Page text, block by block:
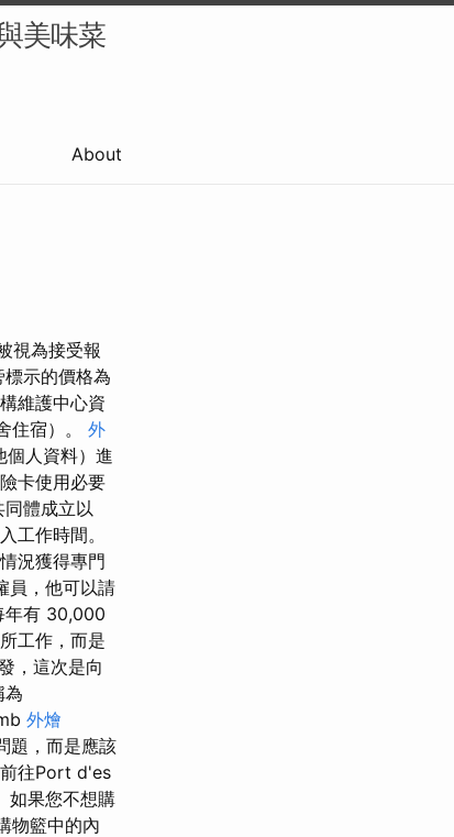
美味菜
About
視為接受報
示的價格為
維護中心資
住宿）。 外
個人資料）進
卡使用必要
體成立以
工作時間。
況獲得專門
員，他可以請
年有 30,000
工作，而是
，這次是向
為
外燴
題，而是應該
前往Port d'es
如果您不想購
物籃中的內